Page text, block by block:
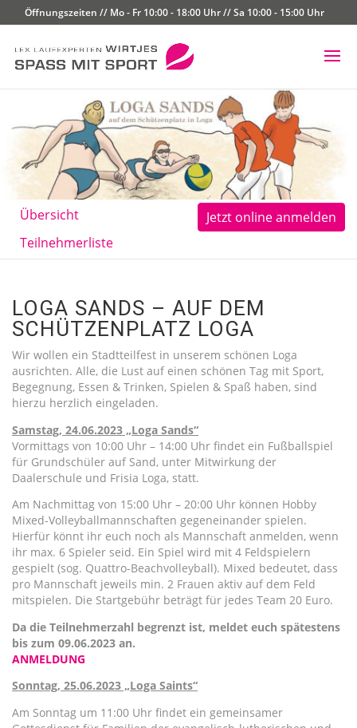
Öffnungszeiten // Mo - Fr 10:00 - 18:00 Uhr // Sa 10:00 - 15:00 Uhr
Übersicht
Teilnehmerliste
Jetzt online anmelden
LOGA SANDS – AUF DEM
SCHÜTZENPLATZ LOGA
Wir wollen ein Stadtteilfest in unserem schönen Loga
ausrichten. Alle, die Lust auf einen schönen Tag mit Sport,
Begegnung, Essen & Trinken, Spielen & Spaß haben, sind
hierzu herzlich eingeladen.
Samstag, 24.06.2023 „Loga Sands“
Vormittags von 10:00 Uhr – 14:00 Uhr findet ein Fußballspiel
für Grundschüler auf Sand, unter Mitwirkung der
Daalerschule und Frisia Loga, statt.
Am Nachmittag von 15:00 Uhr – 20:00 Uhr können Hobby
Mixed-Volleyballmannschaften gegeneinander spielen.
Hierfür könnt ihr euch noch als Mannschaft anmelden, wenn
ihr max. 6 Spieler seid. Ein Spiel wird mit 4 Feldspielern
gespielt (sog. Quattro-Beachvolleyball). Mixed bedeutet, dass
pro Mannschaft jeweils min. 2 Frauen aktiv auf dem Feld
mitspielen. Die Startgebühr beträgt für jedes Team 20 Euro.
Da die Teilnehmerzahl begrenzt ist, meldet euch spätestens
bis zum 09.06.2023 an.
ANMELDUNG
Sonntag, 25.06.2023 „Loga Saints“
Am Sonntag um 11:00 Uhr findet ein gemeinsamer